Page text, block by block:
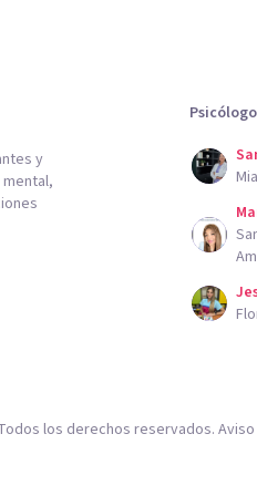
y
los derechos reservados.